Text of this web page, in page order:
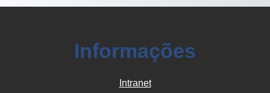
Informações
Intranet